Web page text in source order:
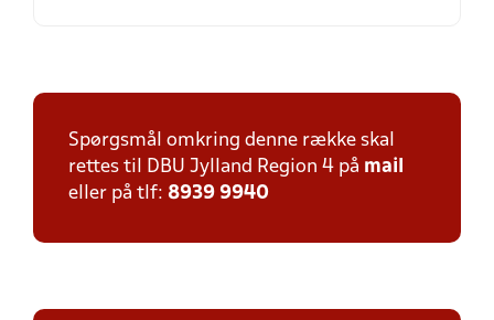
Spørgsmål omkring denne række skal
rettes til DBU Jylland Region 4 på mail
eller på tlf: 8939 9940